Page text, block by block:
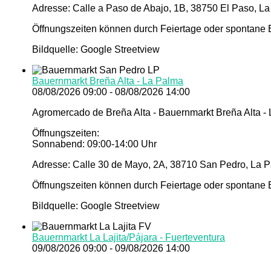
Adresse: Calle a Paso de Abajo, 1B, 38750 El Paso,
Öffnungszeiten können durch Feiertage oder
Bildquelle: Google Streetview
Bauernmarkt Breña Alta - La Palma
08/08/2026 09:00 - 08/08/2026 14:00
Agromercado de Breña Alta - Bauernmarkt Breña Alta -
Öffnungszeiten:
Sonnabend: 09:00-14:00 Uhr
Adresse: Calle 30 de Mayo, 2A, 38710 San Pedro, La
Öffnungszeiten können durch Feiertage oder
Bildquelle: Google Streetview
Bauernmarkt La Lajita/Pájara - Fuerteventura
09/08/2026 09:00 - 09/08/2026 14:00